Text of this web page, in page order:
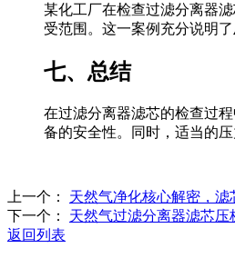
某化工厂在检查过滤分离器
受范围。这一案例充分说明了
七、总结
在过滤分离器滤芯的检查过程
备的安全性。同时，适当的
上一个：
天然气净化核心解密，滤
下一个：
天然气过滤分离器滤芯
返回列表